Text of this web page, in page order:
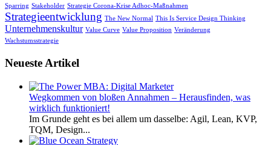
Sparring Stakeholder Strategie Corona-Krise Adhoc-Maßnahmen
Strategieentwicklung The New Normal This Is Service Design Thinking
Unternehmenskultur Value Curve Value Proposition Veränderung
Wachstumsstrategie
Neueste Artikel
Wegkommen von bloßen Annahmen – Herausfinden, was
wirklich funktioniert!
Im Grunde geht es bei allem um dasselbe: Agil, Lean, KVP,
TQM, Design...